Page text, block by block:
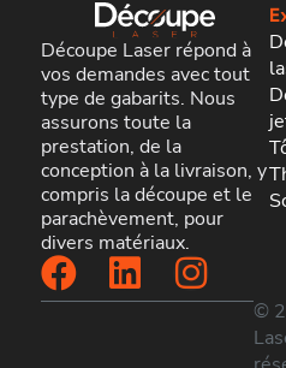
Découpe Laser répond à
vos demandes avec tout
type de gabarits. Nous
assurons toute la
prestation, de la
conception à la livraison, y
compris la découpe et le
parachèvement, pour
divers matériaux.
©